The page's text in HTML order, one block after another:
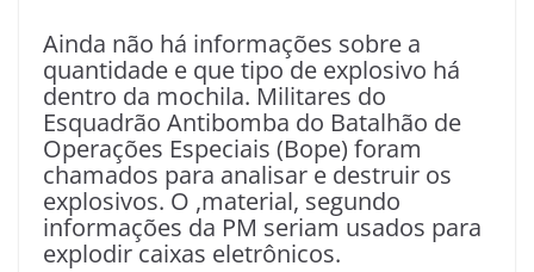
Ainda não há informações sobre a
quantidade e que tipo de explosivo há
dentro da mochila. Militares do
Esquadrão Antibomba do Batalhão de
Operações Especiais (Bope) foram
chamados para analisar e destruir os
explosivos. O ,material, segundo
informações da PM seriam usados para
explodir caixas eletrônicos.